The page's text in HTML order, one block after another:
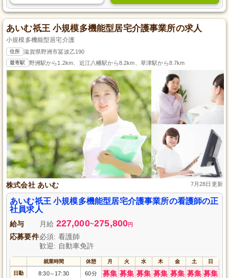
あいむ祇王 小規模多機能型居宅介護事業所の求人
小規模多機能型居宅介護
住所 滋賀県野洲市冨波乙190
最寄駅 野洲駅から1.2km、近江八幡駅から8.2km、草津駅から8.7km
株式会社 あいむ 7月28日更新
あいむ祇王 小規模多機能型居宅介護事業所の看護師の正
社員求人
給与 月給 227,000~275,800円
応募要件必須: 看護師
歓迎: 自動車免許
就業時間 休憩 月 火 水 木 金 土 日
日勤 8:30～ 17:30 60分 募集 募集 募集 募集 募集 募集 募集